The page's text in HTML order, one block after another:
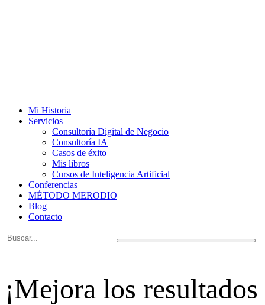
Mi Historia
Servicios
Consultoría Digital de Negocio
Consultoría IA
Casos de éxito
Mis libros
Cursos de Inteligencia Artificial
Conferencias
MÉTODO MERODIO
Blog
Contacto
¡Mejora los resultados